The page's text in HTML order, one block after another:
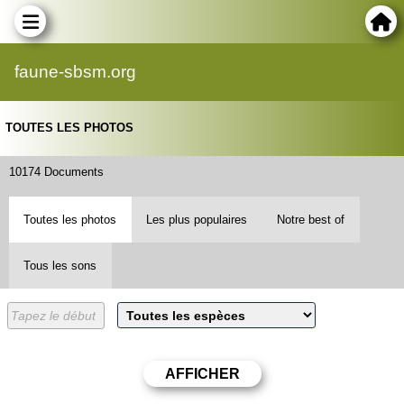
faune-sbsm.org
TOUTES LES PHOTOS
10174 Documents
Toutes les photos Les plus populaires Notre best of
Tous les sons